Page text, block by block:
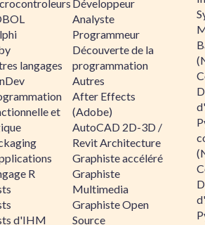
langages
et
R
d'IHM
Développeur
Analyste
Programmeur
Découverte de la
programmation
Autres
After Effects
(Adobe)
AutoCAD 2D-3D /
Revit Architecture
Graphiste accéléré
Graphiste
Multimedia
Graphiste Open
Source